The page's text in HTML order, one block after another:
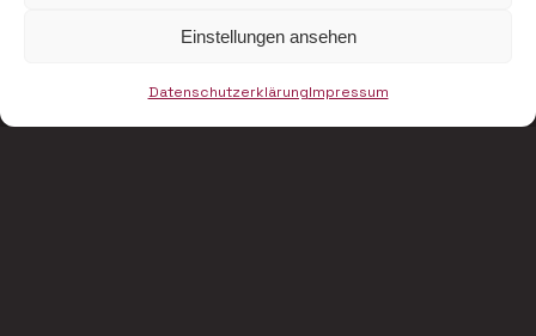
Einstellungen ansehen
DatenschutzerklärungImpressum